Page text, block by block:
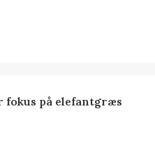
på elefantgræs